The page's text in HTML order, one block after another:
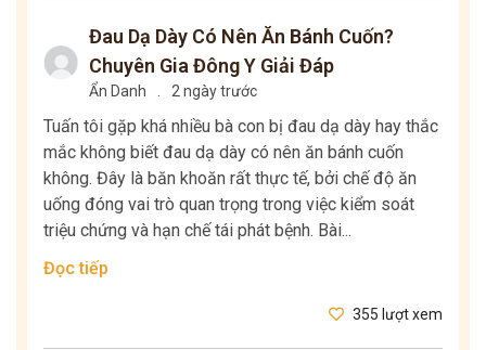
Đau Dạ Dày Có Nên Ăn Bánh Cuốn?
Chuyên Gia Đông Y Giải Đáp
Ẩn Danh . 2 ngày trước
Tuấn tôi gặp khá nhiều bà con bị đau dạ dày hay thắc
mắc không biết đau dạ dày có nên ăn bánh cuốn
không. Đây là băn khoăn rất thực tế, bởi chế độ ăn
uống đóng vai trò quan trọng trong việc kiểm soát
triệu chứng và hạn chế tái phát bệnh. Bài...
Đọc tiếp
355 lượt xem